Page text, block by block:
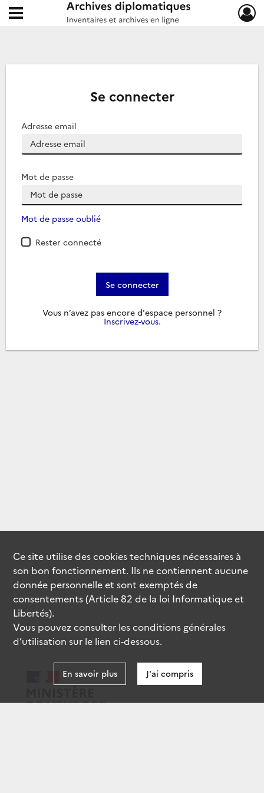
Archives diplomatiques
Ouvrir le menu déroulant
Se connecter
Adresse email
Mot de passe
Mot de passe oublié
Rester connecté
Se connecter
Vous n’avez pas encore d'espace personnel ?
Inscrivez-vous.
Ce site utilise descookiestechniques nécessaires à
son bon fonctionnement. Ils ne contiennent aucune
donnée personnelle et sont exemptés de
consentements (Article 82 de la loi Informatique et
Libertés).
Vous pouvez consulter les conditions générales
d’utilisation sur le lien ci-dessous.
En savoir plus J'ai compris